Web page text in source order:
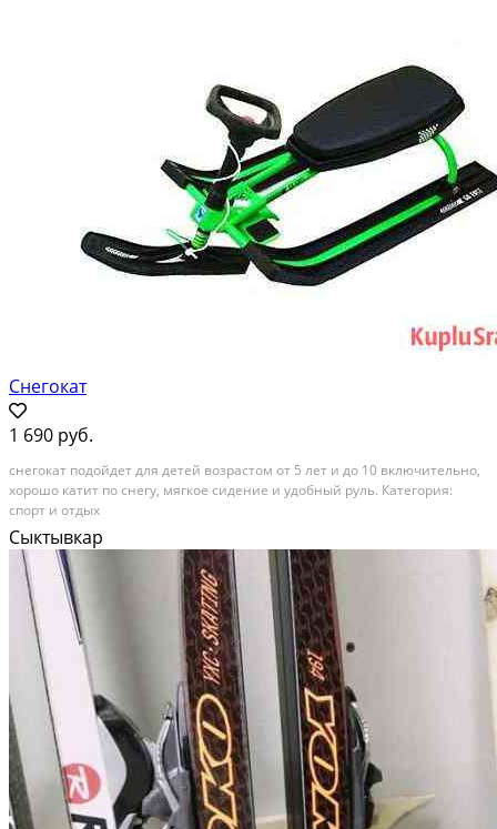
Снегокат
1 690 руб.
снегокат подойдет для детей возрастом от 5 лет и до 10 включительно,
хорошо катит по снегу, мягкое сидение и удобный руль. Категория:
спорт и отдых
Сыктывкар